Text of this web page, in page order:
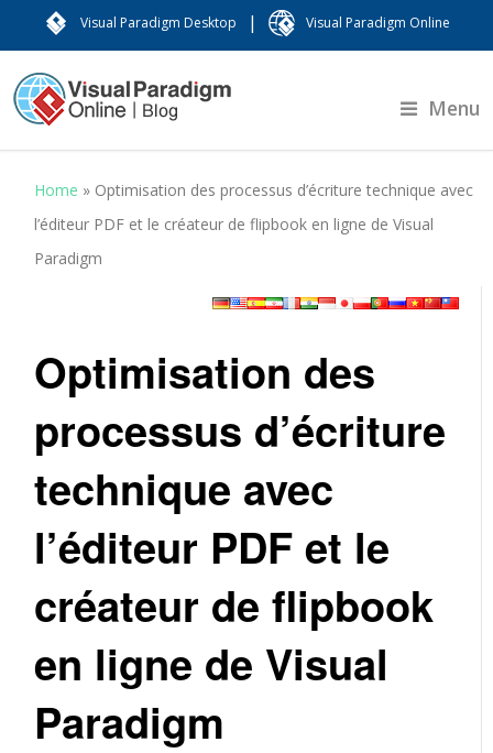
Visual Paradigm Desktop | Visual Paradigm Online
Menu
Home » Optimisation des processus d’écriture technique avec
l’éditeur PDF et le créateur de flipbook en ligne de Visual
Paradigm
Optimisation des
processus d’écriture
technique avec
l’éditeur PDF et le
créateur de flipbook
en ligne de Visual
Paradigm